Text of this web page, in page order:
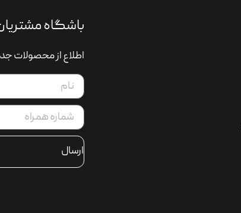
باشگاه
اطلاع از محصولات
ارسال